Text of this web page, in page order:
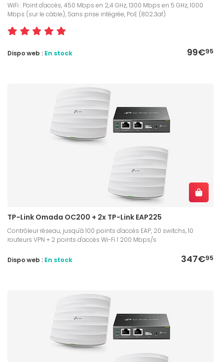
WiFi : Point d'accès, 450 Mbps en 2,4 GHz, 1300 Mbps en 5 GHz, 1000
Mbps (sur le câble), Sans prise intégrée, PoE (802.3af)
99€95
Dispo web : En stock
TP-Link Omada OC200 + 2x TP-Link EAP225
Contrôleur réseau, jusqu'à 100 points d'accès EAP, 20 switchs, 10
routeurs VPN + 2 points d'accès Wi-Fi 1 200 Mbps/s
347€95
Dispo web : En stock